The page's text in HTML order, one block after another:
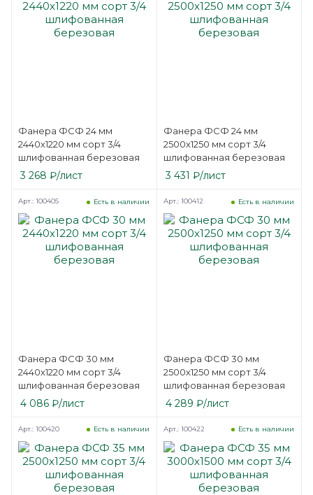
Фанера ФСФ 24 мм
2440х1220 мм сорт 3/4
шлифованная березовая
3 268 ₽/лист
Фанера ФСФ 24 мм
2500х1250 мм сорт 3/4
шлифованная березовая
3 431 ₽/лист
Фанера ФСФ 30 мм
2440х1220 мм сорт 3/4
шлифованная березовая
Есть в наличии
Арт.: 100405
4 086 ₽/лист
Фанера ФСФ 30 мм
2500х1250 мм сорт 3/4
шлифованная березовая
Есть в наличии
Арт.: 100412
4 289 ₽/лист
Есть в наличии
Арт.: 100420 Есть в наличии
Арт.: 100422